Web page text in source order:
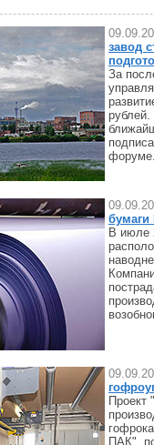
завод
За
форуме.
бумаги
В июле
Проект
ПАК",